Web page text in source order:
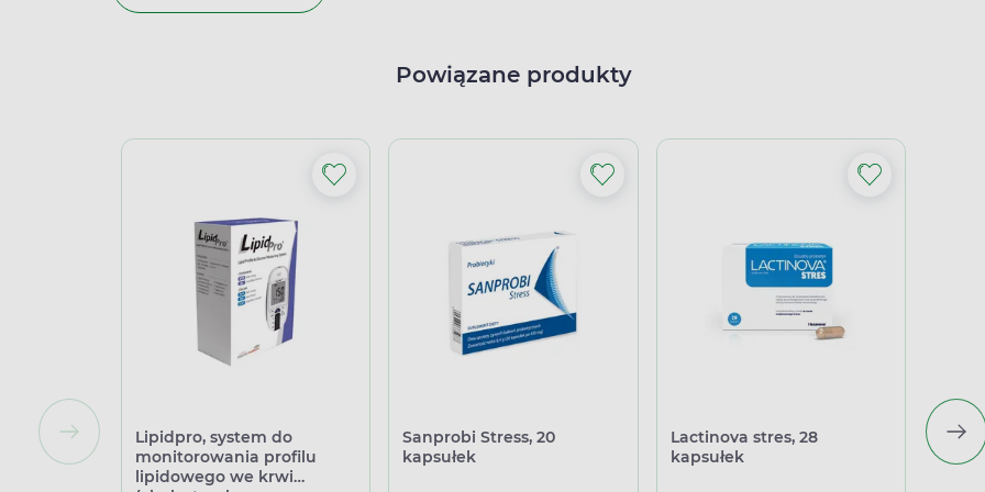
Powiązane produkty
Lipidpro, system do
monitorowania profilu
lipidowego we krwi
Sanprobi Stress, 20
kapsułek
Lactinova stres, 28
kapsułek
stres,